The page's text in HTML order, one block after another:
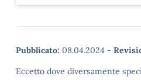
Pubblicato: 08.04.2024 -
Eccetto dove diversamente